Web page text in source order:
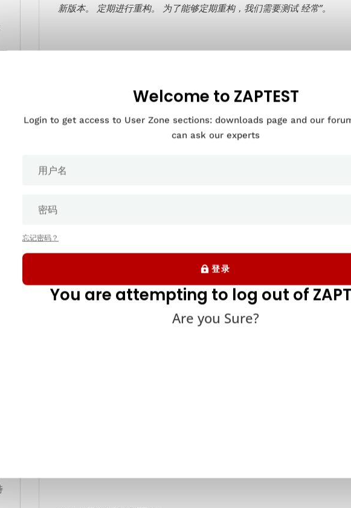
新版本。 定期进行重构。 为了能够定期重构，我们需要测试经常”。
回归测试软件是指一套自动化工具，可在修改代码后执行现有的测试用
有了正确的方法，您的产品就不必为改进或更新而付出代价。 自动化回
Welcome to ZAPTEST
Login to get access to User Zone sections: downloads page and our
can ask our experts
忘记密码？
登录
You are attempting to log out of
Are you Sure?